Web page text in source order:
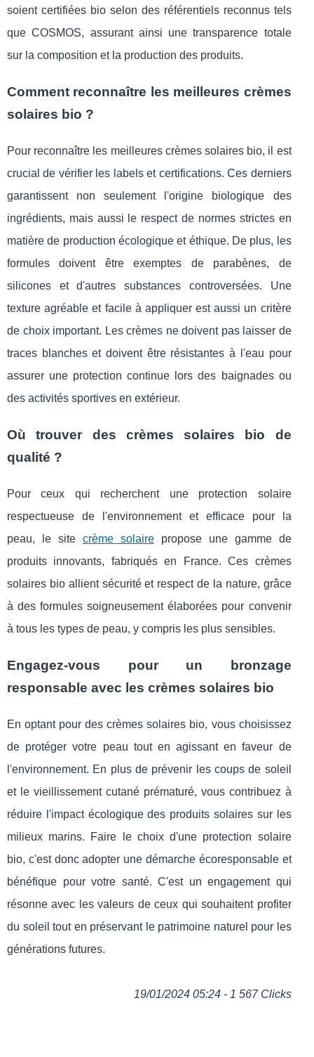
soient certifiées bio selon des référentiels reconnus tels
que COSMOS, assurant ainsi une transparence totale
sur la composition et la production des produits.
Comment reconnaître les meilleures crèmes
solaires bio ?
Pour reconnaître les meilleures crèmes solaires bio, il est
crucial de vérifier les labels et certifications. Ces derniers
garantissent non seulement l'origine biologique des
ingrédients, mais aussi le respect de normes strictes en
matière de production écologique et éthique. De plus, les
formules doivent être exemptes de parabènes, de
silicones et d'autres substances controversées. Une
texture agréable et facile à appliquer est aussi un critère
de choix important. Les crèmes ne doivent pas laisser de
traces blanches et doivent être résistantes à l'eau pour
assurer une protection continue lors des baignades ou
des activités sportives en extérieur.
Où trouver des crèmes solaires bio de
qualité ?
Pour ceux qui recherchent une protection solaire
respectueuse de l'environnement et efficace pour la
peau, le site crème solairepropose une gamme de
produits innovants, fabriqués en France. Ces crèmes
solaires bio allient sécurité et respect de la nature, grâce
à des formules soigneusement élaborées pour convenir
à tous les types de peau, y compris les plus sensibles.
Engagez-vous pour un bronzage
responsable avec les crèmes solaires bio
En optant pour des crèmes solaires bio, vous choisissez
de protéger votre peau tout en agissant en faveur de
l'environnement. En plus de prévenir les coups de soleil
et le vieillissement cutané prématuré, vous contribuez à
réduire l'impact écologique des produits solaires sur les
milieux marins. Faire le choix d'une protection solaire
bio, c'est donc adopter une démarche écoresponsable et
bénéfique pour votre santé. C'est un engagement qui
résonne avec les valeurs de ceux qui souhaitent profiter
du soleil tout en préservant le patrimoine naturel pour les
générations futures.
19/01/2024 05:24 - 1 567 Clicks